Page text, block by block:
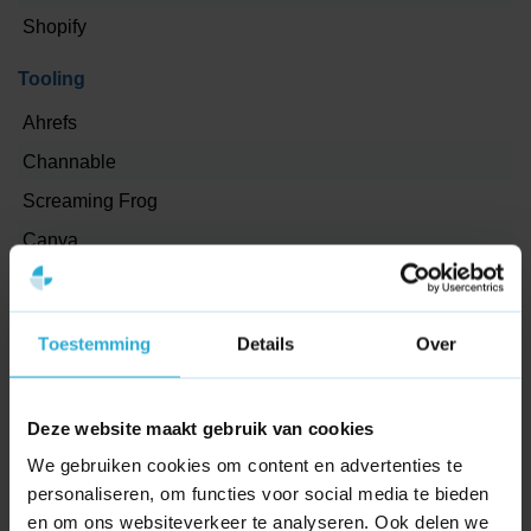
Toestemming Details Over
Deze website maakt gebruik van cookies
We gebruiken cookies om content en advertenties te
personaliseren, om functies voor social media te bieden
en om ons websiteverkeer te analyseren. Ook delen we
Klaar om jouw bedrijf in Apeldoorn online te laten
concreet werk.
Neem contact op als u wilt weten welke stappen eerst
Apeldoorn.
Shopify
Tooling
Ahrefs
Channable
Screaming Frog
Canva
Projectmanagement
Asana
Google Tag Manager
Google Analytics 4
Looker studio